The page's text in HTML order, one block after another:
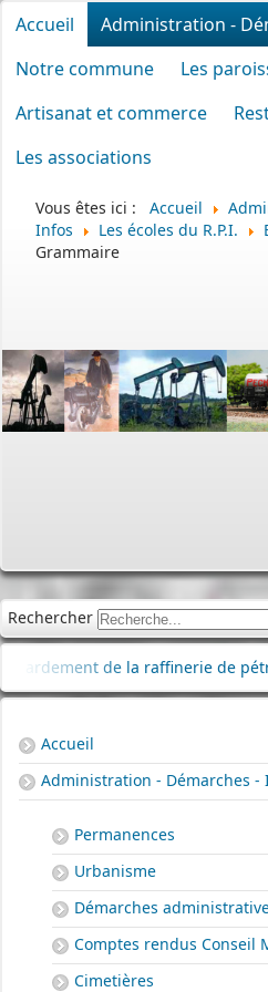
Accueil
Administration -
Notre commune
Les
Artisanat et commerce
Les associations
Vous êtes ici : Accueil
Infos
Les écoles du R.P.I.
Grammaire
Rechercher
de la raffinerie de pétrole
Accueil
Administration - Démarches -
Permanences
Urbanisme
Démarches
Comptes rendus Conseil
Cimetières